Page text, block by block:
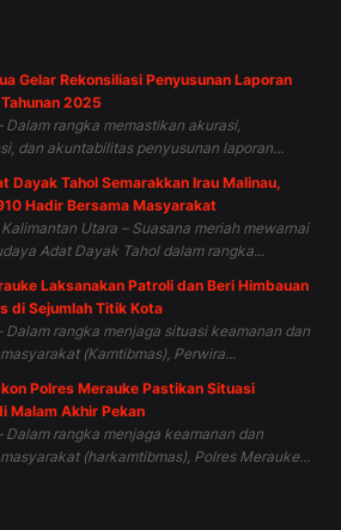
Gelar Rekonsiliasi Penyusunan Laporan
2025
Dalam rangka memastikan akurasi,
dan akuntabilitas penyusunan laporan...
Dayak Tahol Semarakkan Irau Malinau,
Hadir Bersama Masyarakat
Utara – Suasana meriah mewarnai
Adat Dayak Tahol dalam rangka...
Laksanakan Patroli dan Beri Himbauan
di Sejumlah Titik Kota
Dalam rangka menjaga situasi keamanan dan
(Kamtibmas), Perwira...
Polres Merauke Pastikan Situasi
Malam Akhir Pekan
Dalam rangka menjaga keamanan dan
(harkamtibmas), Polres Merauke...